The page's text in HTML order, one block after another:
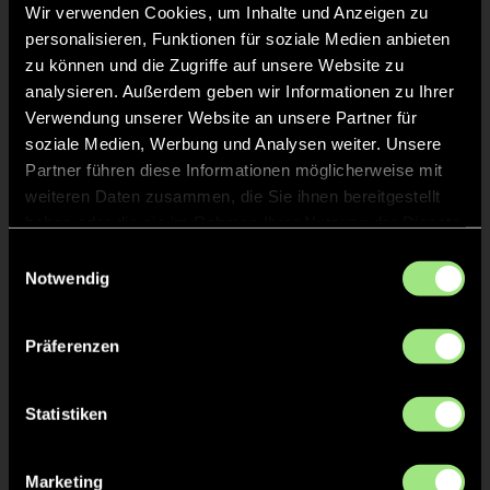
Wir verwenden Cookies, um Inhalte und Anzeigen zu
personalisieren, Funktionen für soziale Medien anbieten
zu können und die Zugriffe auf unsere Website zu
analysieren. Außerdem geben wir Informationen zu Ihrer
Verwendung unserer Website an unsere Partner für
soziale Medien, Werbung und Analysen weiter. Unsere
Partner führen diese Informationen möglicherweise mit
weiteren Daten zusammen, die Sie ihnen bereitgestellt
Notwendig
Präferenzen
Statistiken
Marketing
LeniB. 50
36' TOR 1:3, KURZE ECKE - TOR
MiaB. 7